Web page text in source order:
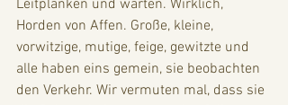
Leitplanken und warten. Wirklich,
Horden von Affen. Große, kleine,
vorwitzige, mutige, feige, gewitzte und
alle haben eins gemein, sie beobachten
den Verkehr. Wir vermuten mal, dass sie